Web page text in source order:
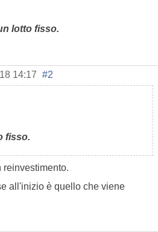
lotto fisso.
14:17 #2
fisso.
reinvestimento.
all'inizio è quello che viene